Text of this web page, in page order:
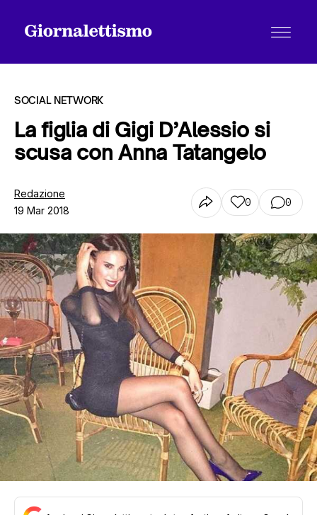
Tutti gli articoli
Chi siamo
Contatti
SOCIAL NETWORK
La figlia di Gigi D’Alessio si
scusa con Anna Tatangelo
Redazione
19 Mar 2018
0 0